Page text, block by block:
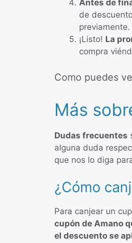
Antes de
de
previamente.
¡Listo! La
compra
Como puedes
Más
Dudas frecuentes
alguna duda
que nos lo diga
¿Cómo
Para canjear un
cupón de Amano
el descuento se